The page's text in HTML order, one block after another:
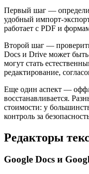
Первый шаг —
удобный импорт-
работает с PDF и
Второй шаг —
Docs и Drive может
могут стать
редактирование,
Еще один аспект —
восстанавливается.
стоимости: у
контроль за
Редакторы
Google Docs и